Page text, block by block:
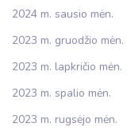
2024 m. sausio mėn.
2023 m. gruodžio mėn.
2023 m. lapkričio mėn.
2023 m. spalio mėn.
2023 m. rugsėjo mėn.